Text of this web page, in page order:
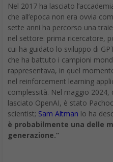
Nel 2017 ha lasciato
che all’epoca non era ovvia
sette anni ha percorso una
nel settore: prima ricercatore,
cui ha guidato lo sviluppo di
che ha battuto i campioni
rappresentava, in quel
nel reinforcement learning
complessità. Nel maggio 2024,
lasciato OpenAI, è stato
scientist; Sam Altman lo ha
è probabilmente una delle
generazione.”